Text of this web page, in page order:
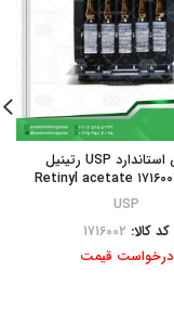
رفرنس استاندارد USP رتینیل
USP
کد کالا: 1716002
درخواست قیمت